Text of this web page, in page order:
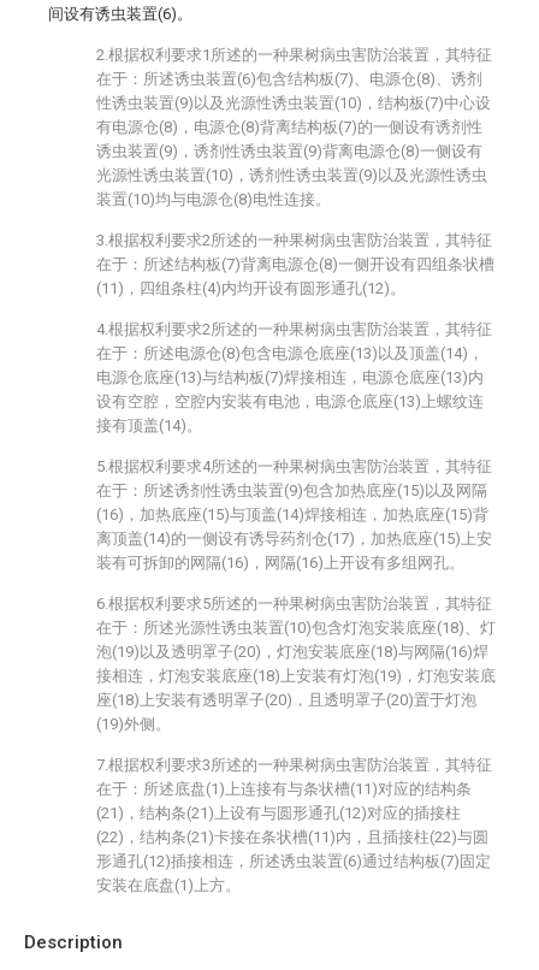
Description
间设有诱虫装置(6)。
2.根据权利要求1所述的一种果树病虫害防治装置，其特征
在于：所述诱虫装置(6)包含结构板(7)、电源仓(8)、诱剂
性诱虫装置(9)以及光源性诱虫装置(10)，结构板(7)中心设
有电源仓(8)，电源仓(8)背离结构板(7)的一侧设有诱剂性
诱虫装置(9)，诱剂性诱虫装置(9)背离电源仓(8)一侧设有
光源性诱虫装置(10)，诱剂性诱虫装置(9)以及光源性诱虫
装置(10)均与电源仓(8)电性连接。
3.根据权利要求2所述的一种果树病虫害防治装置，其特征
在于：所述结构板(7)背离电源仓(8)一侧开设有四组条状槽
(11)，四组条柱(4)内均开设有圆形通孔(12)。
4.根据权利要求2所述的一种果树病虫害防治装置，其特征
在于：所述电源仓(8)包含电源仓底座(13)以及顶盖(14)，
电源仓底座(13)与结构板(7)焊接相连，电源仓底座(13)内
设有空腔，空腔内安装有电池，电源仓底座(13)上螺纹连
接有顶盖(14)。
5.根据权利要求4所述的一种果树病虫害防治装置，其特征
在于：所述诱剂性诱虫装置(9)包含加热底座(15)以及网隔
(16)，加热底座(15)与顶盖(14)焊接相连，加热底座(15)背
离顶盖(14)的一侧设有诱导药剂仓(17)，加热底座(15)上安
装有可拆卸的网隔(16)，网隔(16)上开设有多组网孔。
6.根据权利要求5所述的一种果树病虫害防治装置，其特征
在于：所述光源性诱虫装置(10)包含灯泡安装底座(18)、灯
泡(19)以及透明罩子(20)，灯泡安装底座(18)与网隔(16)焊
接相连，灯泡安装底座(18)上安装有灯泡(19)，灯泡安装底
座(18)上安装有透明罩子(20)，且透明罩子(20)置于灯泡
(19)外侧。
7.根据权利要求3所述的一种果树病虫害防治装置，其特征
在于：所述底盘(1)上连接有与条状槽(11)对应的结构条
(21)，结构条(21)上设有与圆形通孔(12)对应的插接柱
(22)，结构条(21)卡接在条状槽(11)内，且插接柱(22)与圆
形通孔(12)插接相连，所述诱虫装置(6)通过结构板(7)固定
安装在底盘(1)上方。